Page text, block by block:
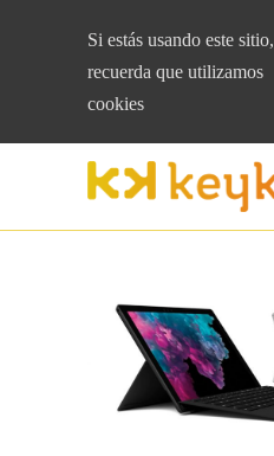
Si estás usando este sitio,
recuerda que utilizamos
cookies
Home Colaboración
6